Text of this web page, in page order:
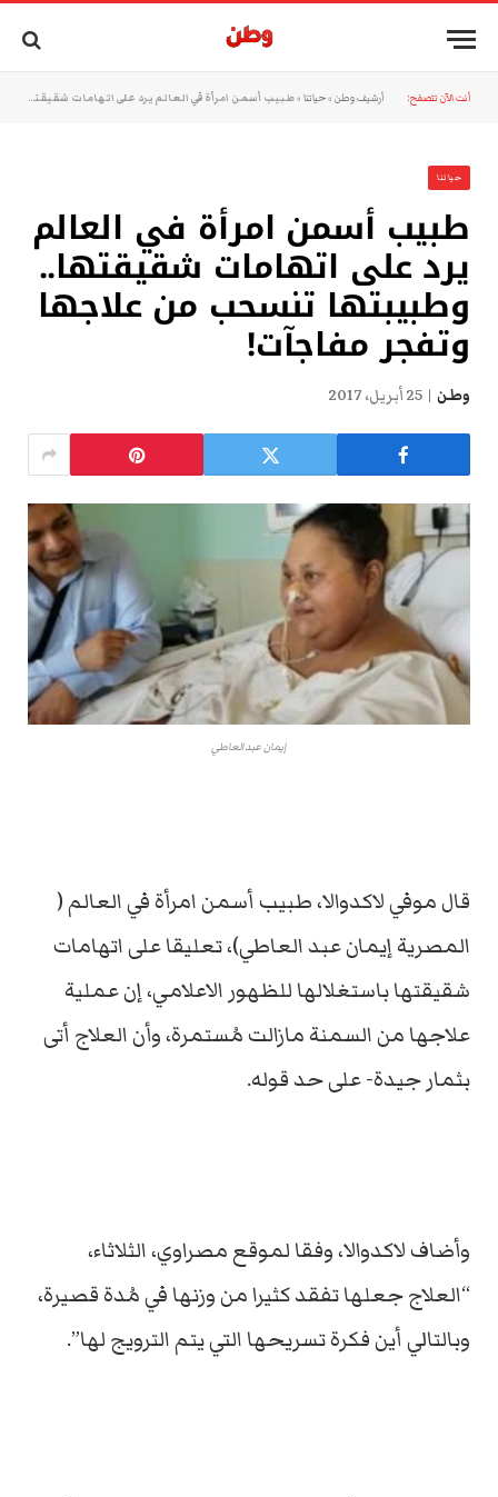
أنت الآن تتصفح: أرشيف وطن »حياتنا »طبيب أسمن امرأة في العالم يرد على اتهامات شقيقتها.. وطبيبتها تنسحب من علاجها وتفجر مفاجآت!
حياتنا
طبيب أسمن امرأة في العالم
يرد على اتهامات شقيقتها..
وطبيبتها تنسحب من علاجها
وتفجر مفاجآت!
وطن 25 أبريل، 2017
إيمان عبدالعاطي
قال موفي لاكدوالا، طبيب أسمن امرأة في العالم (
المصرية إيمان عبد العاطي)، تعليقا على اتهامات
شقيقتها باستغلالها للظهور الاعلامي، إن عملية
علاجها من السمنة مازالت مُستمرة، وأن العلاج أتى
بثمار جيدة- على حد قوله.
وأضاف لاكدوالا، وفقا لموقع مصراوي، الثلاثاء،
“العلاج جعلها تفقد كثيرا من وزنها في مُدة قصيرة،
وبالتالي أين فكرة تسريحها التي يتم الترويج لها”.